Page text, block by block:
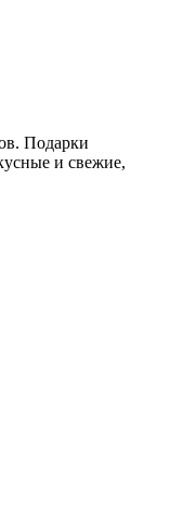
Подарки
и свежие,